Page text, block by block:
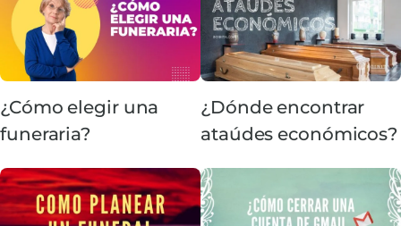
¿Cómo elegir una
funeraria?
¿Dónde encontrar
ataúdes económicos?